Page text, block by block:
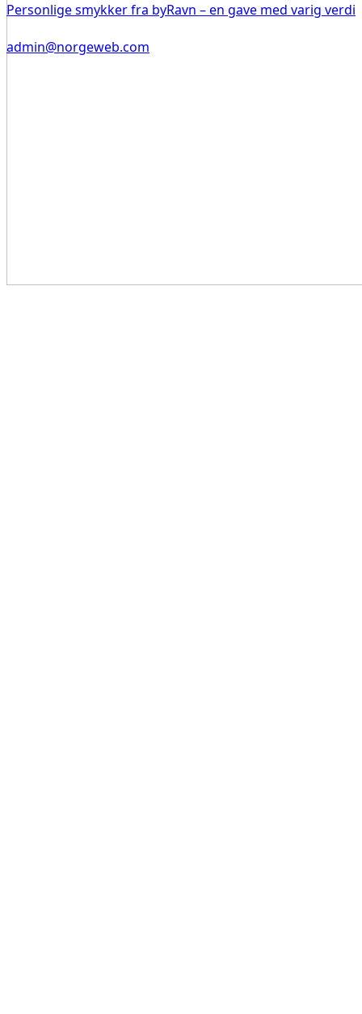
Personlige smykker fra byRavn – en gave med varig verdi
admin@norgeweb.com